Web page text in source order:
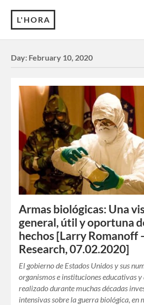
L'HORA
Day: February 10, 2020
Armas biológicas: Una
general, útil y oportuna
hechos [Larry Romanoff
Research, 07.02.2020]
El gobierno de Estados Unidos y sus
organismos e instituciones educativas y
realizado durante muchas décadas
intensivas sobre la guerra biológica, en